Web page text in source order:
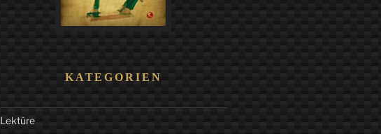
KATEGORIEN
Lektüre